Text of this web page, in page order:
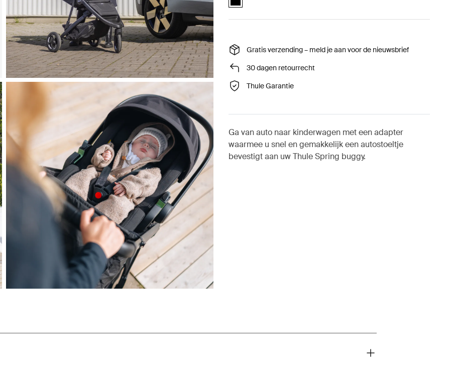
Gratis verzending – meld je aan voor de nieuwsbrief
30 dagen retourrecht
Thule Garantie
Ga van auto naar kinderwagen met een adapter
waarmee u snel en gemakkelijk een autostoeltje
bevestigt aan uw Thule Spring buggy.